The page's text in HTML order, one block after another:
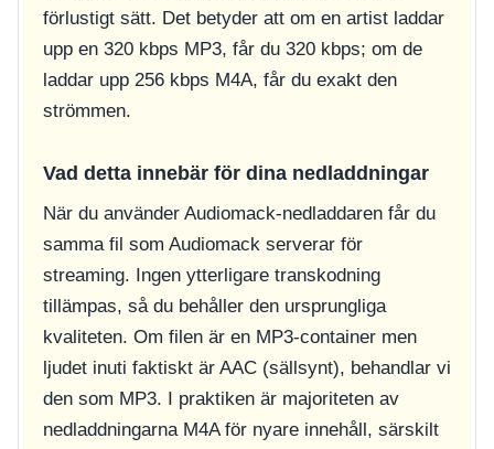
förlustigt sätt. Det betyder att om en artist laddar
upp en 320 kbps MP3, får du 320 kbps; om de
laddar upp 256 kbps M4A, får du exakt den
strömmen.
Vad detta innebär för dina nedladdningar
När du använder Audiomack-nedladdaren får du
samma fil som Audiomack serverar för
streaming. Ingen ytterligare transkodning
tillämpas, så du behåller den ursprungliga
kvaliteten. Om filen är en MP3-container men
ljudet inuti faktiskt är AAC (sällsynt), behandlar vi
den som MP3. I praktiken är majoriteten av
nedladdningarna M4A för nyare innehåll, särskilt